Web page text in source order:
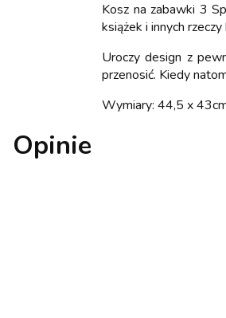
Kosz na zabawki 3
książek i innych
Uroczy design z
przenosić. Kiedy
Wymiary: 44,5 x
Opinie